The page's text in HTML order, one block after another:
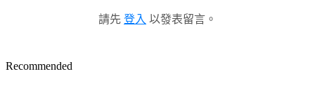
請先 登入 以發表留言。
Recommended